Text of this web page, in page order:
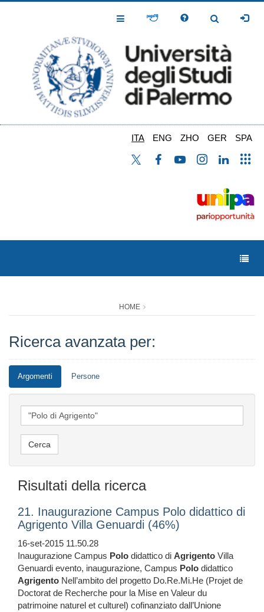
Toggle
Toggle
ITA ENG ZHO GER SPA
HOME
Ricerca avanzata per:
Argomenti Persone
Risultati della ricerca
21. Inaugurazione Campus Polo didattico di
Agrigento Villa Genuardi (46%)
16-set-2015 11.50.28
Inaugurazione Campus Polo didattico di Agrigento Villa
Genuardi evento, inaugurazione, Campus Polo didattico
Agrigento Nell’ambito del progetto Do.Re.Mi.He (Projet de
Doctorat de Recherche pour la Mise en Valeur du
patrimoine naturel et culturel) cofinanziato dall’Unione